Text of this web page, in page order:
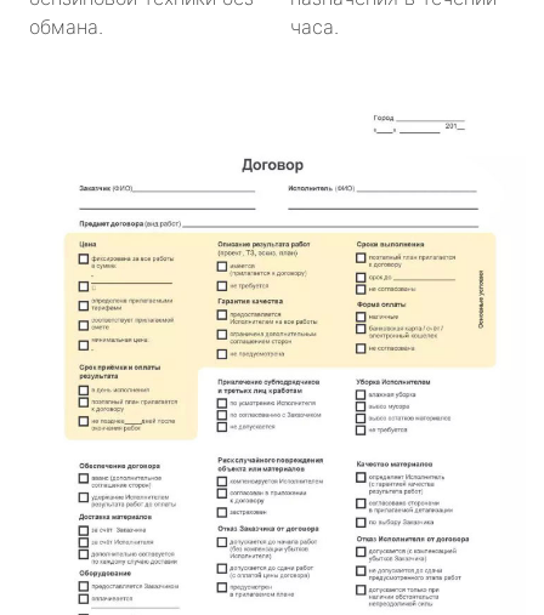
обмана.
часа.